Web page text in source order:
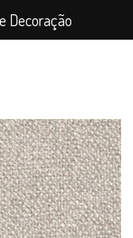
Decoração